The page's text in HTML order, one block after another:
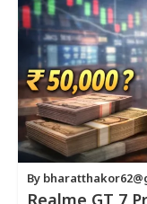
By